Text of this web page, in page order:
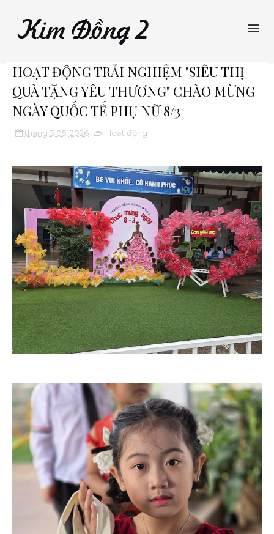
HOẠT ĐỘNG TRẢI NGHIỆM "SIÊU THỊ
QUÀ TẶNG YÊU THƯƠNG" CHÀO MỪNG
NGÀY QUỐC TẾ PHỤ NỮ 8/3
tháng 3 05, 2026 Hoạt động